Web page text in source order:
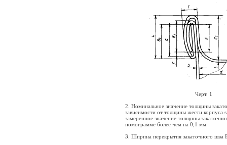
Черт. 1
2. Номинальное значение толщины
зависимости от толщины жести корпуса
замеренное значение толщины
номограмме более чем на 0,1 мм
3. Ширина перекрытия закаточного шва